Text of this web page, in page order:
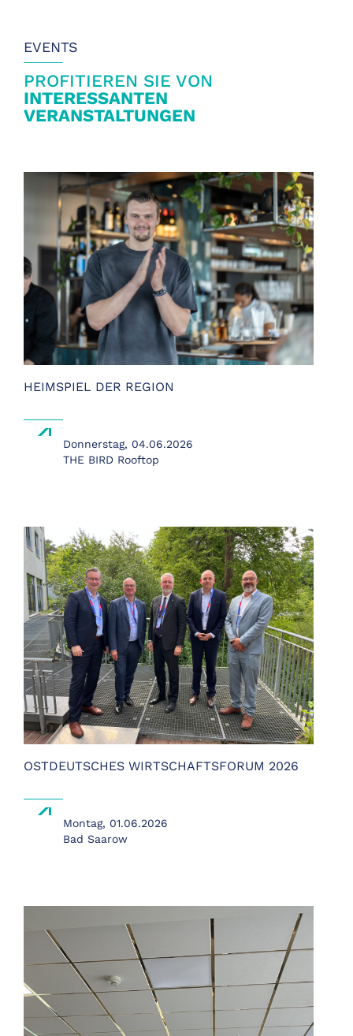
EVENTS
PROFITIEREN SIE VON
INTERESSANTEN
VERANSTALTUNGEN
HEIMSPIEL DER REGION
Donnerstag, 04.06.2026
THE BIRD Rooftop
OSTDEUTSCHES WIRTSCHAFTSFORUM 2026
Montag, 01.06.2026
Bad Saarow